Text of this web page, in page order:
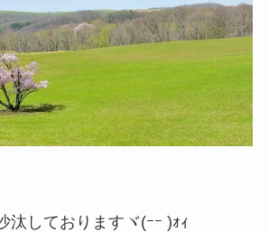
汰しておりますヾ(ｰｰ )ｫｨ